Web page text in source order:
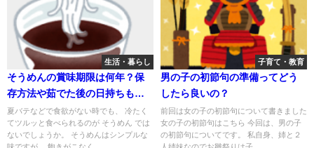
生活・暮らし
そうめんの賞味期限は何年？保
存方法や茹でた後の日持ちも解
説
夏バテなどで食欲がない時でも、 冷たく
てツルッと食べられるのが そうめん では
ないでしょうか。 そうめんはシンプルな
子育て・教育
男の子の初節句の準備ってどう
したら良いの？
前回は女の子の初節句について書きました
女の子の初節句はこちら 今回は、男の子
の初節句についてです。 私自身、姉と２